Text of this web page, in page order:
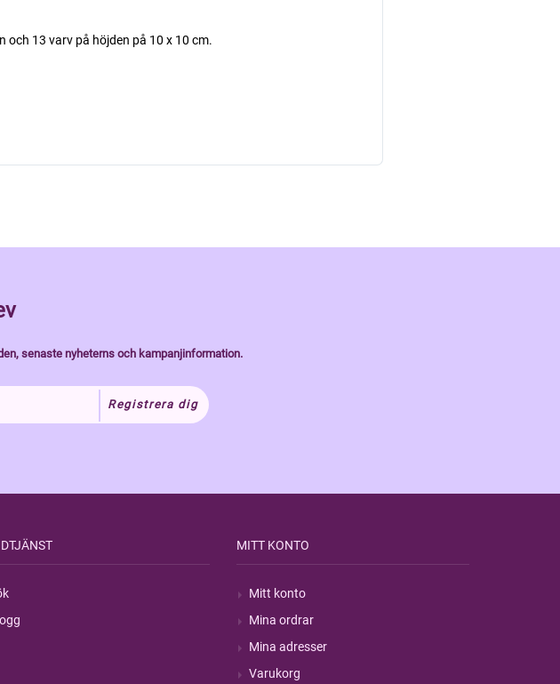
och 13 varv på höjden på 10 x 10 cm.
senaste nyheterns och kampanjinformation.
Registrera dig
MITT KONTO
Mitt konto
Mina ordrar
Mina adresser
Varukorg